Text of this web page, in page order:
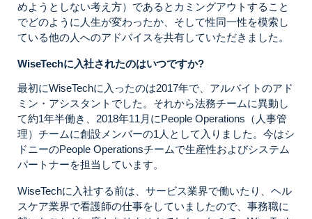
めようとしない考え方）であるとカミングアウトすること
でどのように人生が変わったか、そして性同一性を模索し
ている他の人へのアドバイスを共有していただきました。
WiseTechに入社されたのはいつですか?
最初にWiseTechに入ったのは2017年で、アルバイトのアド
ミン・アシスタントでした。それから法務チームに異動し
て約1年半働き、2018年11月にPeople Operations（人事管
理）チームに創設メンバーの1人として入りました。今はシ
ドニーのPeople Operationsチームで生産性およびシステム
パートナーを担当しています。
WiseTechに入社する前は、サービス業界で働いたり、ヘル
スケア業界で看護師の仕事をしていましたので、事務職に